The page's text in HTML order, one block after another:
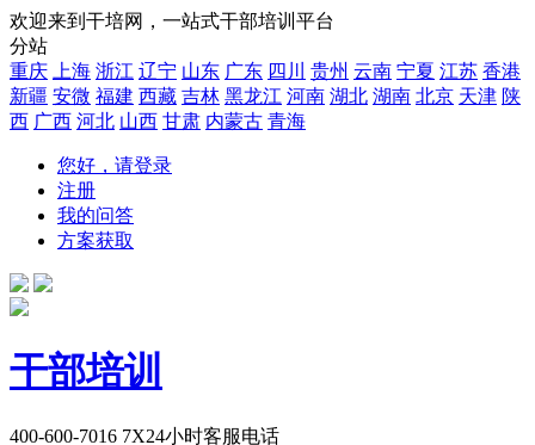
欢迎来到干培网，一站式干部培训平台
分站
重庆
上海 浙江 辽宁 山东 广东 四川 贵州 云南 宁夏 江苏 香港
新疆 安微 福建 西藏 吉林 黑龙江 河南 湖北 湖南 北京 天津 陕
西 广西 河北 山西 甘肃 内蒙古 青海
您好，请登录
注册
我的问答
方案获取
干部培训
400-600-7016 7X24小时客服电话